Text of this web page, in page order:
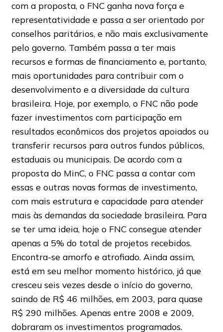
com a proposta, o FNC ganha nova força e
representatividade e passa a ser orientado por
conselhos paritários, e não mais exclusivamente
pelo governo. Também passa a ter mais
recursos e formas de financiamento e, portanto,
mais oportunidades para contribuir com o
desenvolvimento e a diversidade da cultura
brasileira. Hoje, por exemplo, o FNC não pode
fazer investimentos com participação em
resultados econômicos dos projetos apoiados ou
transferir recursos para outros fundos públicos,
estaduais ou municipais. De acordo com a
proposta do MinC, o FNC passa a contar com
essas e outras novas formas de investimento,
com mais estrutura e capacidade para atender
mais às demandas da sociedade brasileira. Para
se ter uma ideia, hoje o FNC consegue atender
apenas a 5% do total de projetos recebidos.
Encontra-se amorfo e atrofiado. Ainda assim,
está em seu melhor momento histórico, já que
cresceu seis vezes desde o início do governo,
saindo de R$ 46 milhões, em 2003, para quase
R$ 290 milhões. Apenas entre 2008 e 2009,
dobraram os investimentos programados.